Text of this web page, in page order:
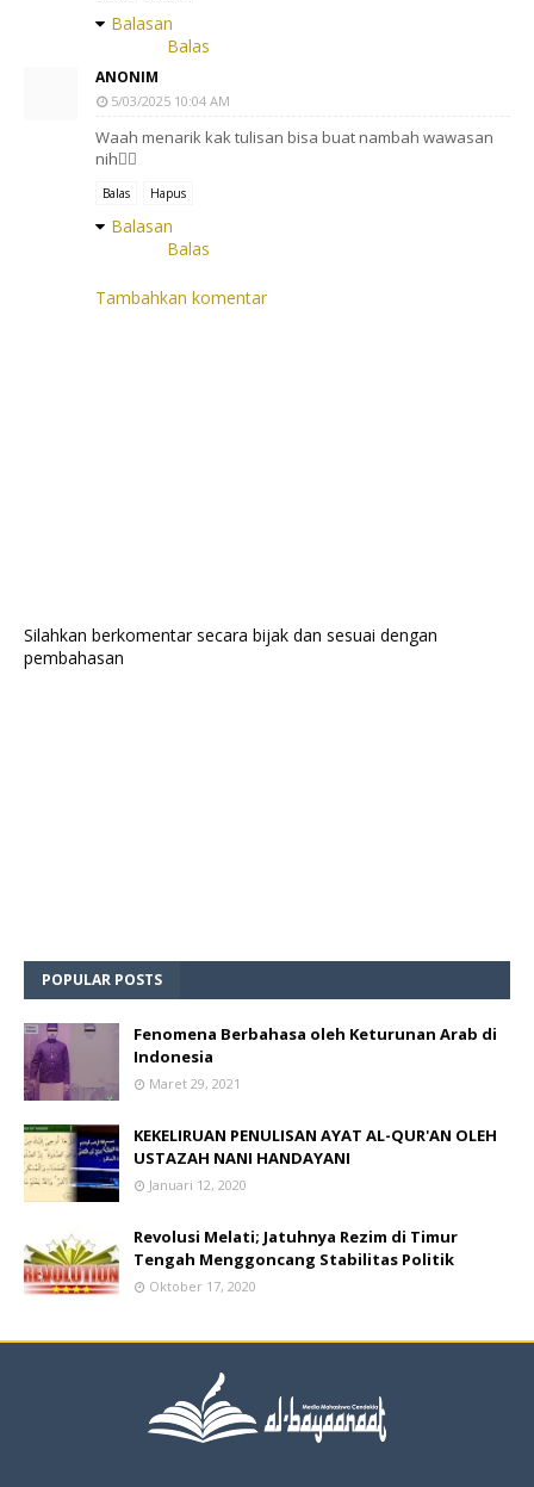
Balasan
Balas
ANONIM
5/03/2025 10:04 AM
Waah menarik kak tulisan bisa buat nambah wawasan
nih👍🏻
Balas Hapus
Balasan
Balas
Tambahkan komentar
Silahkan berkomentar secara bijak dan sesuai dengan
pembahasan
POPULAR POSTS
Fenomena Berbahasa oleh Keturunan Arab di
Indonesia
Maret 29, 2021
KEKELIRUAN PENULISAN AYAT AL-QUR'AN OLEH
USTAZAH NANI HANDAYANI
Januari 12, 2020
Revolusi Melati; Jatuhnya Rezim di Timur
Tengah Menggoncang Stabilitas Politik
Oktober 17, 2020